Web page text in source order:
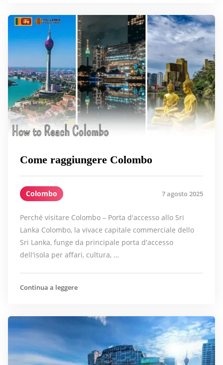
Come raggiungere Colombo
Colombo 7 agosto 2025
Perché visitare Colombo – Porta d'accesso allo Sri
Lanka Colombo, la vivace capitale commerciale dello
Sri Lanka, funge da principale porta d'accesso
dell'isola per affari, cultura, …
Continua a leggere